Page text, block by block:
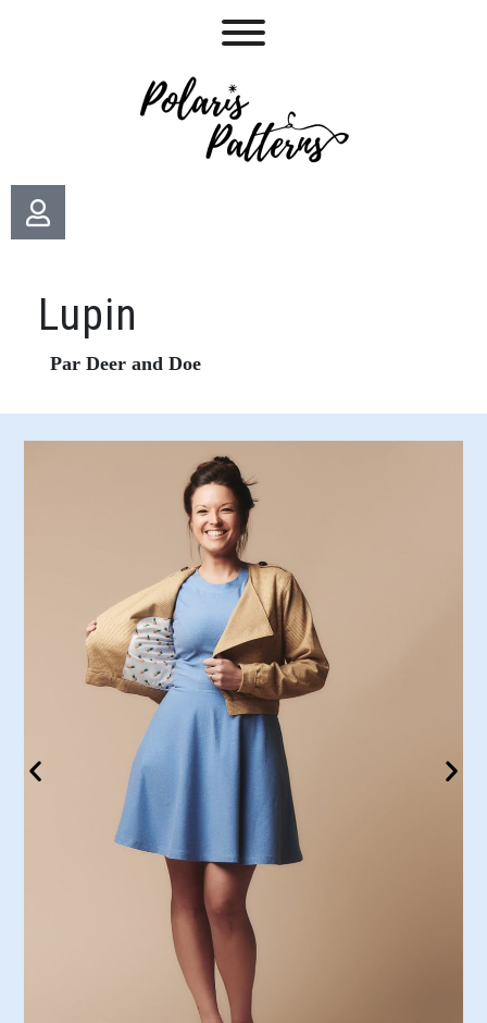
Lupin
Par Deer and Doe